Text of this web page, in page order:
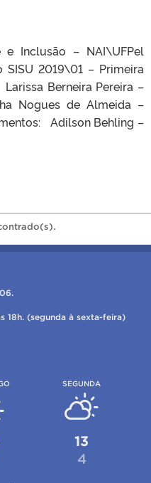
e Inclusão – NAI\UFPel
2019\01 – Primeira
Berneira Pereira –
Nogues de Almeida –
Adilson Behling –
18h. (segunda à sexta-feira)
SEGUNDA
13
4